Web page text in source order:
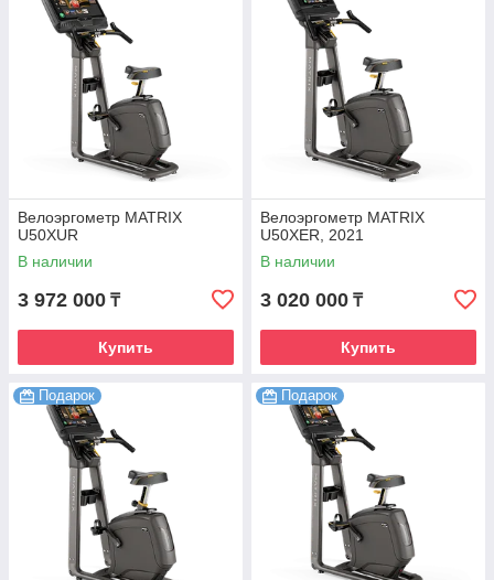
Велоэргометр MATRIX
U50XUR
В наличии
3 972 000 ₸
Купить
Велоэргометр MATRIX
U50XER, 2021
В наличии
3 020 000 ₸
Купить
Подарок Подарок